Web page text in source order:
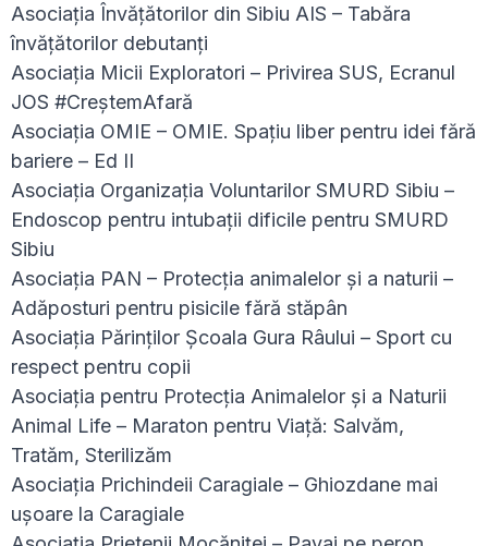
Asociația Învățătorilor din Sibiu AIS – Tabăra
învățătorilor debutanți
Asociația Micii Exploratori – Privirea SUS, Ecranul
JOS #CreștemAfară
Asociația OMIE – OMIE. Spațiu liber pentru idei fără
bariere – Ed II
Asociația Organizația Voluntarilor SMURD Sibiu –
Endoscop pentru intubații dificile pentru SMURD
Sibiu
Asociația PAN – Protecția animalelor și a naturii –
Adăposturi pentru pisicile fără stăpân
Asociația Părinților Școala Gura Râului – Sport cu
respect pentru copii
Asociația pentru Protecția Animalelor și a Naturii
Animal Life – Maraton pentru Viață: Salvăm,
Tratăm, Sterilizăm
Asociația Prichindeii Caragiale – Ghiozdane mai
ușoare la Caragiale